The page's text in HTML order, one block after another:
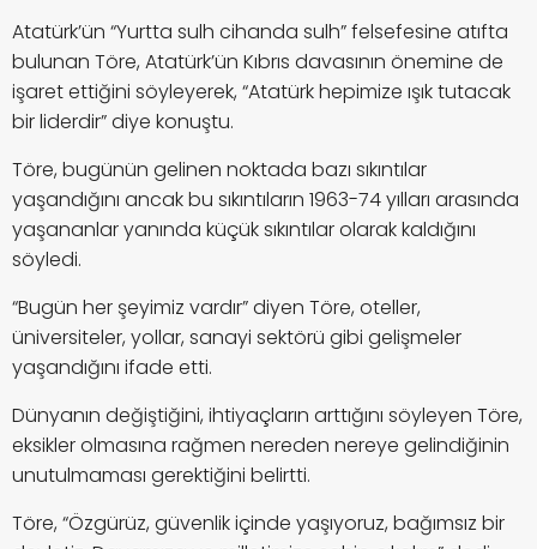
Atatürk’ün “Yurtta sulh cihanda sulh” felsefesine atıfta
bulunan Töre, Atatürk’ün Kıbrıs davasının önemine de
işaret ettiğini söyleyerek, “Atatürk hepimize ışık tutacak
bir liderdir” diye konuştu.
Töre, bugünün gelinen noktada bazı sıkıntılar
yaşandığını ancak bu sıkıntıların 1963-74 yılları arasında
yaşananlar yanında küçük sıkıntılar olarak kaldığını
söyledi.
“Bugün her şeyimiz vardır” diyen Töre, oteller,
üniversiteler, yollar, sanayi sektörü gibi gelişmeler
yaşandığını ifade etti.
Dünyanın değiştiğini, ihtiyaçların arttığını söyleyen Töre,
eksikler olmasına rağmen nereden nereye gelindiğinin
unutulmaması gerektiğini belirtti.
Töre, “Özgürüz, güvenlik içinde yaşıyoruz, bağımsız bir